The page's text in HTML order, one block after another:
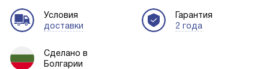
Условия
доставки
Гарантия
2 года
Сделано в
Болгарии